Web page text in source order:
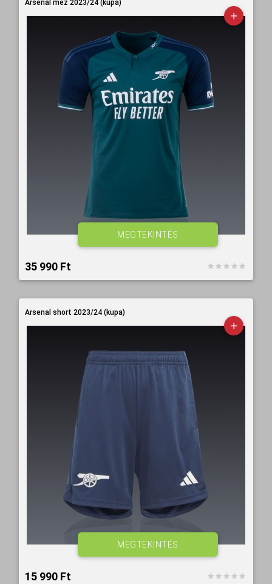
Arsenal mez 2023/24 (kupa)
35 990 Ft‎
MEGTEKINTÉS
Arsenal short 2023/24 (kupa)
15 990 Ft‎
MEGTEKINTÉS